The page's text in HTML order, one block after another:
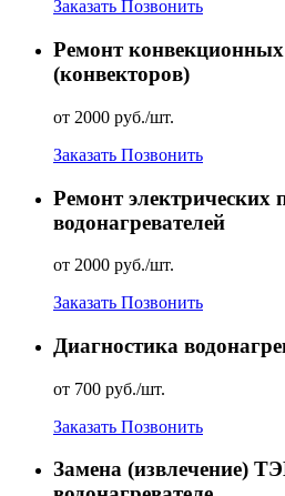
Заказать Позвонить
Ремонт конвекционных
(конвекторов)
от 2000 руб./шт.
Заказать Позвонить
Ремонт электрических
водонагревателей
от 2000 руб./шт.
Заказать Позвонить
Диагностика
от 700 руб./шт.
Заказать Позвонить
Замена (извлечение)